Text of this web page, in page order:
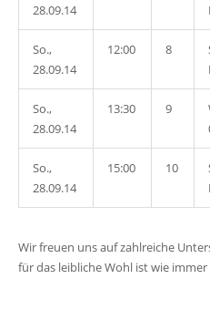
28.09.14
So.,
28.09.14
12:00 8
So.,
28.09.14
13:30 9
So.,
28.09.14
15:00 10
Wir freuen uns auf zahlreiche
für das leibliche Wohl ist wie